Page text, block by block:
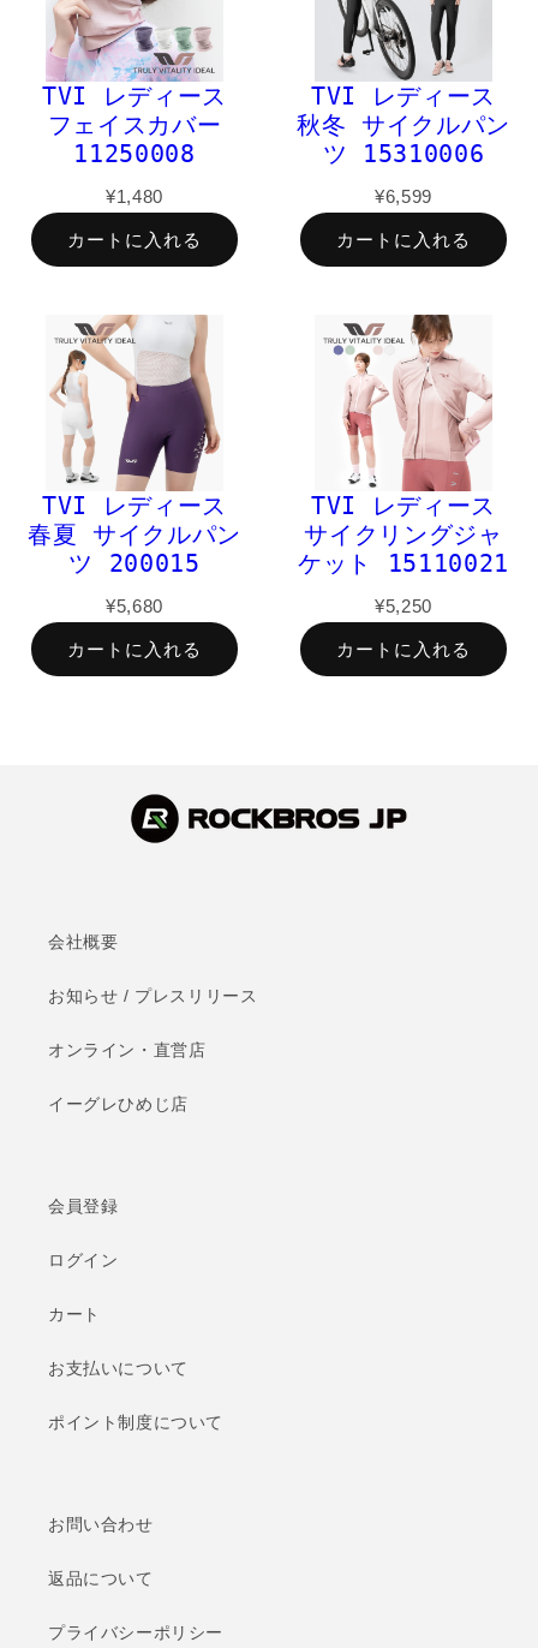
TVI レディース
フェイスカバー
11250008
¥1,480
カートに入れる
TVI レディース
秋冬 サイクルパン
ツ 15310006
¥6,599
カートに入れる
TVI レディース
春夏 サイクルパン
ツ 200015
¥5,680
カートに入れる
TVI レディース
サイクリングジャ
ケット 15110021
¥5,250
カートに入れる
会社概要
お知らせ / プレスリリース
オンライン・直営店
イーグレひめじ店
会員登録
ログイン
カート
お支払いについて
ポイント制度について
お問い合わせ
返品について
プライバシーポリシー